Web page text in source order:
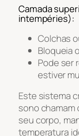
Camada
intempéries):
Colchas
Bloqueia
Pode ser
estiver
Este sistema
sono chamam
seu corpo,
temperatura